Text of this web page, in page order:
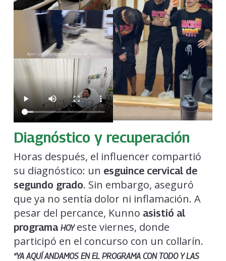
Diagnóstico y recuperación
Horas después, el influencer compartió
su diagnóstico: un esguince cervical de
segundo grado. Sin embargo, aseguró
que ya no sentía dolor ni inflamación. A
pesar del percance, Kunno asistió al
programa HOYeste viernes, donde
participó en el concurso con un collarín.
“YA AQUÍ ANDAMOS EN EL PROGRAMA CON TODO Y LAS